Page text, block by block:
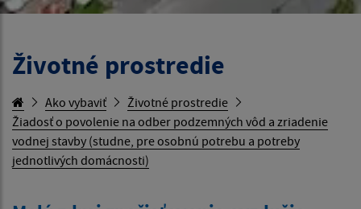
Životné prostredie
Ako vybaviť
Životné prostredie
Žiadosť o povolenie na odber podzemných vôd a zriadenie
vodnej stavby (studne, pre osobnú potrebu a potreby
jednotlivých domácnosti)